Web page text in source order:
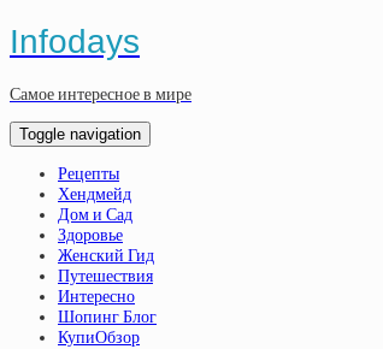
Infodays
Самое интересное в мире
Toggle navigation
Рецепты
Хендмейд
Дом и Сад
Здоровье
Женский Гид
Путешествия
Интересно
Шопинг Блог
КупиОбзор